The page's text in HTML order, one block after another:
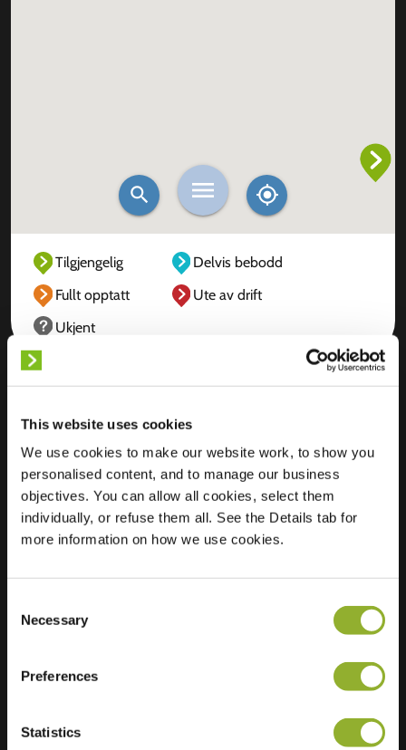
This website uses cookies
We use cookies to make our website work, to show you
personalised content, and to manage our business
objectives. You can allow all cookies, select them
individually, or refuse them all. See the Details tab for
more information on how we use cookies.
Selection
Necessary
Preferences
Statistics
Tilgjengelig
Delvis bebodd
Fullt opptatt
Ute av drift
Ukjent
Sted
Michiel de
Ruyterstraat 14
7391 CV Twello
Nederland